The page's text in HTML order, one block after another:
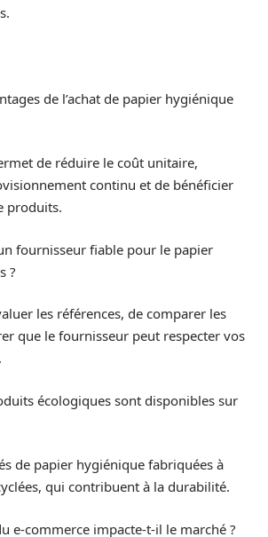
de l’achat de papier hygiénique
de réduire le coût unitaire,
continu et de bénéficier
produits.
fournisseur fiable pour le papier
?
les références, de comparer les
que le fournisseur peut respecter vos
écologiques sont disponibles sur
de papier hygiénique fabriquées à
qui contribuent à la durabilité.
e-commerce impacte-t-il le marché ?